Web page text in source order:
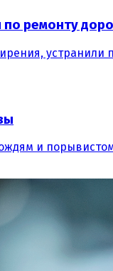
ремонту
устранили
и